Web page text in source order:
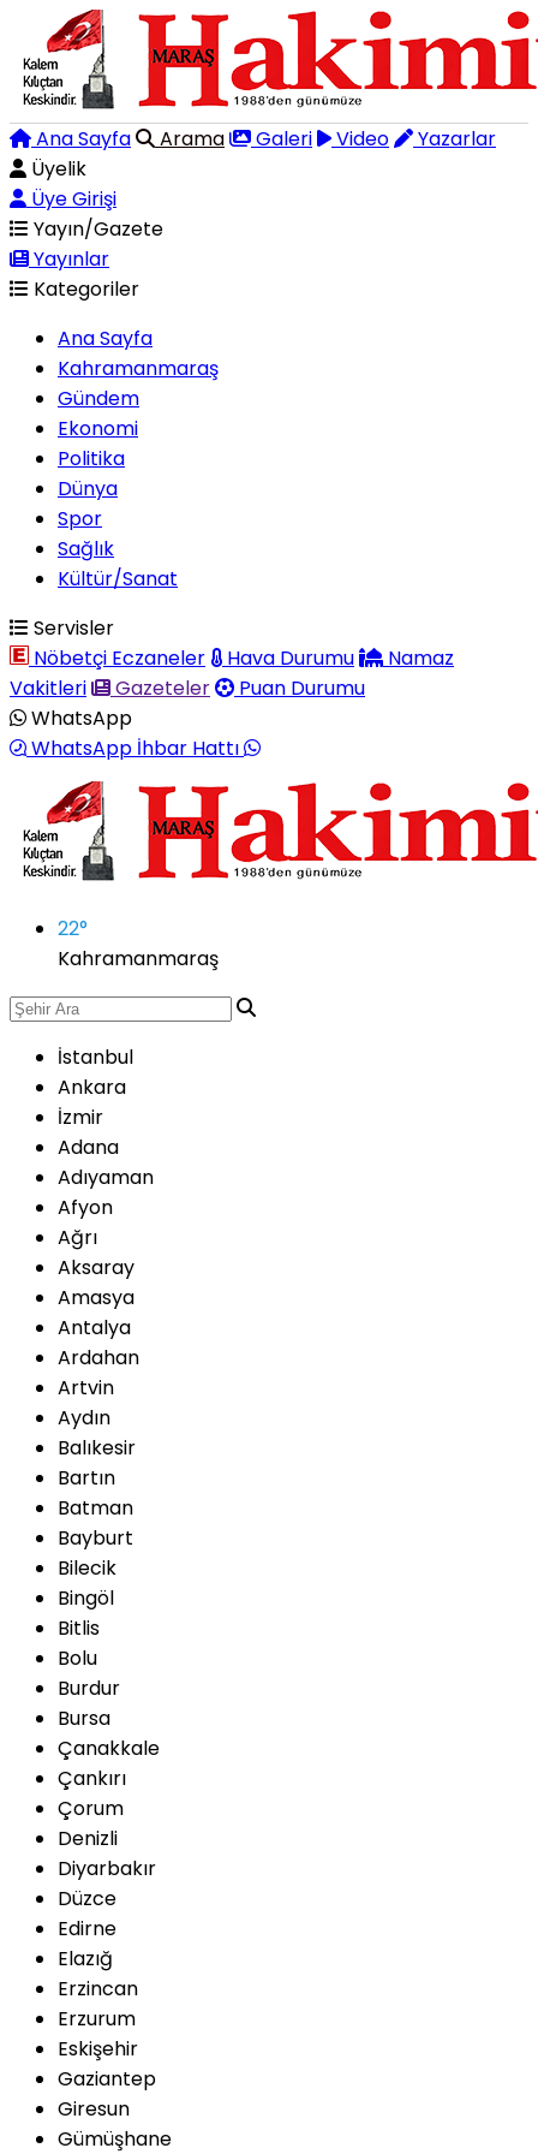
Ana Sayfa Arama Galeri Video
Yazarlar
Üyelik
Üye Girişi
Yayın/Gazete
Yayınlar
Kategoriler
Ana Sayfa
Kahramanmaraş
Gündem
Ekonomi
Politika
Dünya
Spor
Sağlık
Kültür/Sanat
Servisler
Nöbetçi Eczaneler
Hava Durumu
Namaz
Vakitleri
Gazeteler
Puan Durumu
WhatsApp
WhatsApp İhbar Hattı
22°
Kahramanmaraş
İstanbul
Ankara
İzmir
Adana
Adıyaman
Afyon
Ağrı
Aksaray
Amasya
Antalya
Ardahan
Artvin
Aydın
Balıkesir
Bartın
Batman
Bayburt
Bilecik
Bingöl
Bitlis
Bolu
Burdur
Bursa
Çanakkale
Çankırı
Çorum
Denizli
Diyarbakır
Düzce
Edirne
Elazığ
Erzincan
Erzurum
Eskişehir
Gaziantep
Giresun
Gümüşhane